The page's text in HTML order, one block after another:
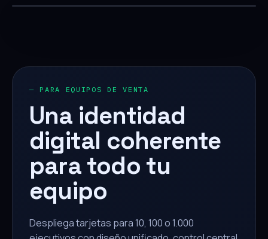
— PARA EQUIPOS DE VENTA
Una identidad
digital coherente
para todo tu
equipo
Despliega tarjetas para 10, 100 o 1.000